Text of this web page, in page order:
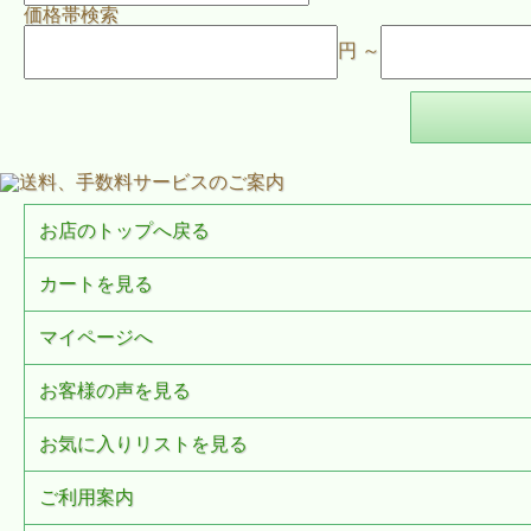
価格帯検索
円 ～
お店のトップへ戻る
カートを見る
マイページへ
お客様の声を見る
お気に入りリストを見る
ご利用案内